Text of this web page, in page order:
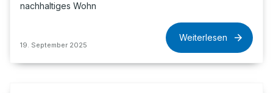
nachhaltiges Wohn
19. September 2025
Weiterlesen